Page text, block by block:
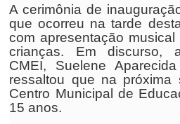
A cerimônia de
que ocorreu na tarde
com apresentação
crianças. Em discurso,
CMEI, Suelene
ressaltou que na próxima
Centro Municipal de
15 anos.